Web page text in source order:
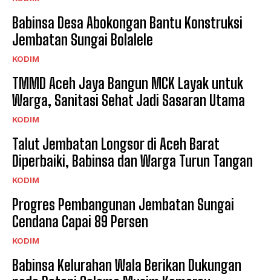
Babinsa Desa Abokongan Bantu Konstruksi
Jembatan Sungai Bolalele
KODIM
TMMD Aceh Jaya Bangun MCK Layak untuk
Warga, Sanitasi Sehat Jadi Sasaran Utama
KODIM
Talut Jembatan Longsor di Aceh Barat
Diperbaiki, Babinsa dan Warga Turun Tangan
KODIM
Progres Pembangunan Jembatan Sungai
Cendana Capai 89 Persen
KODIM
Babinsa Kelurahan Wala Berikan Dukungan